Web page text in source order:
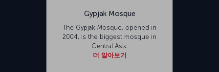
Gypjak Mosque
The Gypjak Mosque, opened in
2004, is the biggest mosque in
Central Asia.
더 알아보기